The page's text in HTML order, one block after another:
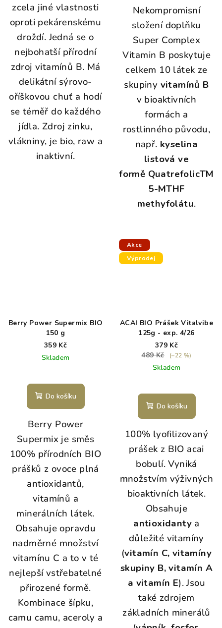
zcela jiné vlastnosti
oproti pekárenskému
droždí. Jedná se o
nejbohatší přírodní
zdroj vitamínů B. Má
delikátní sýrovo-
oříškovou chuť a hodí
se téměř do každého
jídla. Zdroj zinku,
vlákniny, je bio, raw a
inaktivní.
Nekompromisní
složení doplňku
Super Complex
Vitamin B poskytuje
celkem 10 látek ze
skupiny vitamínů B
v bioaktivních
formách a
rostlinného původu,
např. kyselina
listová ve
formě QuatrefolicTM
5-MTHF
methyfolátu.
Berry Power Supermix BIO
150 g
359 Kč
Skladem
Do košíku
Berry Power
Supermix je směs
100% přírodních BIO
prášků z ovoce plná
antioxidantů,
vitamínů a
minerálních látek.
Obsahuje opravdu
nadměrné množství
vitamínu C a to v té
nejlepší vstřebatelné
přirozené formě.
Kombinace šípku,
camu camu, aceroly a
Akce
Výprodej
ACAI BIO Prášek Vitalvibe
125g - exp. 4/26
379 Kč
489 Kč
(–22 %)
Skladem
Do košíku
100% lyofilizovaný
prášek z BIO acai
bobulí. Vyniká
množstvím výživných
bioaktivních látek.
Obsahuje
antioxidanty a
důležité vitamíny
(vitamín C, vitamíny
skupiny B, vitamín A
a vitamín E). Jsou
také zdrojem
základních minerálů